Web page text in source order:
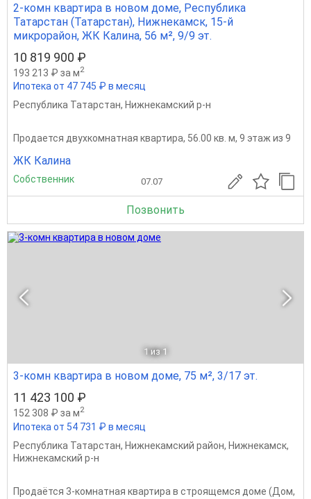
2-комн квартира в новом доме, Республика
Татарстан (Татарстан), Нижнекамск, 15-й
микрорайон, ЖК Калина, 56 м², 9/9 эт.
10 819 900 ₽
193 213 ₽ за м2
Ипотека от 47 745 ₽ в месяц
Республика Татарстан, Нижнекамский р-н
Продается двухкомнатная квартира, 56.00 кв. м, 9 этаж из 9
ЖК Калина
Собственник 07.07
Позвонить
1 из 1
3-комн квартира в новом доме, 75 м², 3/17 эт.
11 423 100 ₽
152 308 ₽ за м2
Ипотека от 54 731 ₽ в месяц
Республика Татарстан, Нижнекамский район, Нижнекамск,
Нижнекамский р-н
Продаётся 3-комнатная квартира в строящемся доме (Дом,